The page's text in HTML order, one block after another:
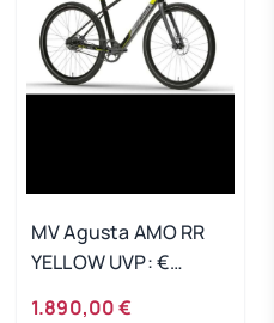
MV Agusta AMO RR
YELLOW UVP: €
1.890,00 €